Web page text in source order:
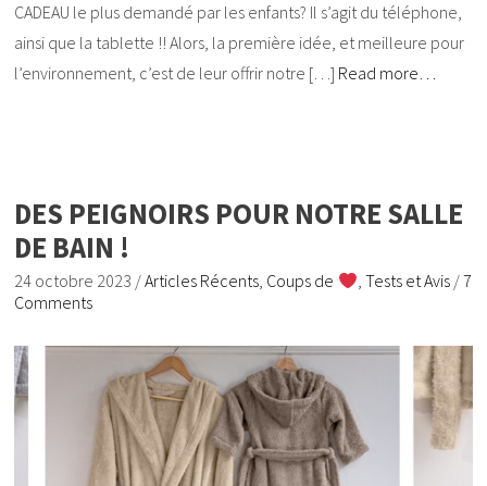
CADEAU le plus demandé par les enfants? Il s’agit du téléphone,
ainsi que la tablette !! Alors, la première idée, et meilleure pour
l’environnement, c’est de leur offrir notre […] Read more…
DES PEIGNOIRS POUR NOTRE SALLE
DE BAIN !
24 octobre 2023 /Articles Récents, Coups de , Tests et Avis/7
Comments